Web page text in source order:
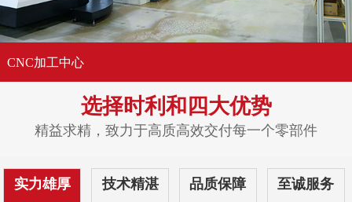
CNC加工中心
选择时利和 四大优势
精益求精，致力于高质高效交付每一个零部件
实力雄厚 技术精湛 品质保障 至诚服务